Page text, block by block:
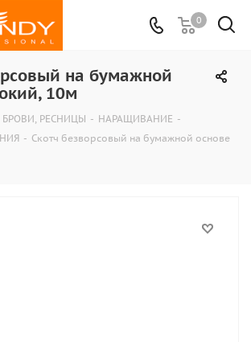
0
на бумажной
10м
БРОВИ, РЕСНИЦЫ - НАРАЩИВАНИЕ -
- Скотч безворсовый на бумажной основе